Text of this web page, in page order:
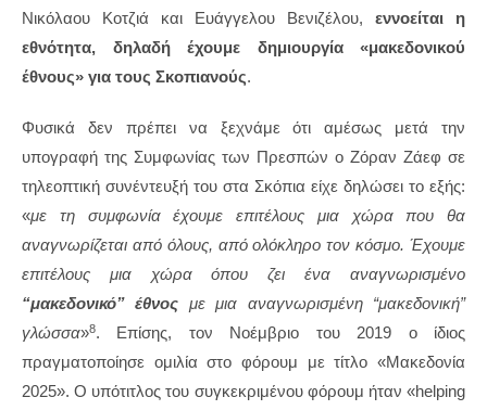
Νικόλαου Κοτζιά και Ευάγγελου Βενιζέλου, εννοείται η
εθνότητα, δηλαδή έχουμε δημιουργία «μακεδονικού
έθνους» για τους Σκοπιανούς.
Φυσικά δεν πρέπει να ξεχνάμε ότι αμέσως μετά την
υπογραφή της Συμφωνίας των Πρεσπών ο Ζόραν Ζάεφ σε
τηλεοπτική συνέντευξή του στα Σκόπια είχε δηλώσει το εξής:
«με τη συμφωνία έχουμε επιτέλους μια χώρα που θα
αναγνωρίζεται από όλους, από ολόκληρο τον κόσμο. Έχουμε
επιτέλους μια χώρα όπου ζει ένα αναγνωρισμένο
“μακεδονικό” έθνος με μια αναγνωρισμένη “μακεδονική”
γλώσσα»8. Επίσης, τον Νοέμβριο του 2019 ο ίδιος
πραγματοποίησε ομιλία στο φόρουμ με τίτλο «Μακεδονία
2025». Ο υπότιτλος του συγκεκριμένου φόρουμ ήταν «helping